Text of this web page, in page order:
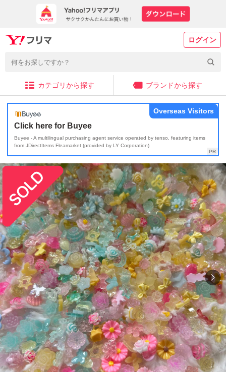
ログイン
カテゴリから探す ブランドから探す
Click here for Buyee
Buyee - A multilingual purchasing agent service operated by tenso, featuring items
from JDirectItems Fleamarket (provided by LY Corporation)
Overseas Visitors